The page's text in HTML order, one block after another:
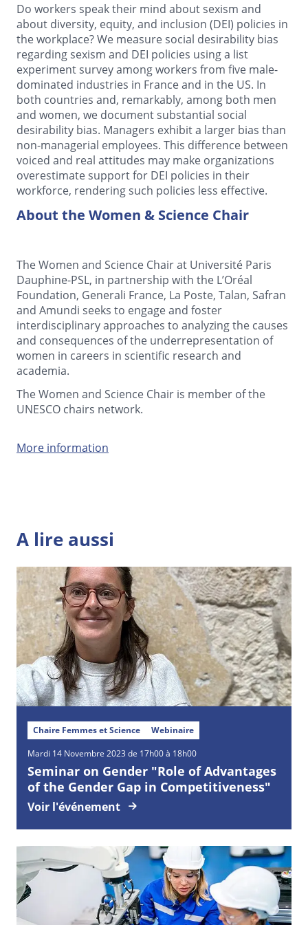
Do workers speak their mind about sexism and
about diversity, equity, and inclusion (DEI) policies in
the workplace? We measure social desirability bias
regarding sexism and DEI policies using a list
experiment survey among workers from five male-
dominated industries in France and in the US. In
both countries and, remarkably, among both men
and women, we document substantial social
desirability bias. Managers exhibit a larger bias than
non-managerial employees. This difference between
voiced and real attitudes may make organizations
overestimate support for DEI policies in their
workforce, rendering such policies less effective.
About the Women & Science Chair
The Women and Science Chair at Université Paris
Dauphine-PSL, in partnership with the L’Oréal
Foundation, Generali France, La Poste, Talan, Safran
and Amundi seeks to engage and foster
interdisciplinary approaches to analyzing the causes
and consequences of the underrepresentation of
women in careers in scientific research and
academia.
The Women and Science Chair is member of the
UNESCO chairs network.
More information
A lire aussi
Chaire Femmes et Science Webinaire
Mardi 14 Novembre 2023 de 17h00 à 18h00
Seminar on Gender "Role of Advantages
of the Gender Gap in Competitiveness"
Voir l'événement